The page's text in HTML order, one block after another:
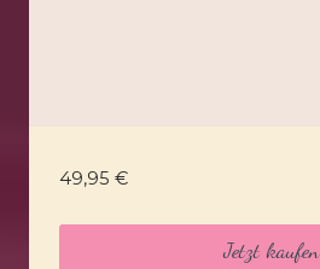
49,95 €
Jetzt kaufen